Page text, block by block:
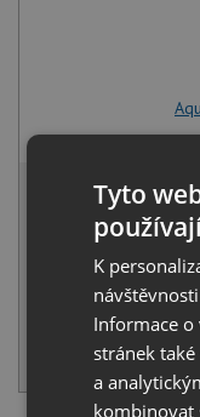
Tyto
K
Informace o
stránek
a
kombinovat